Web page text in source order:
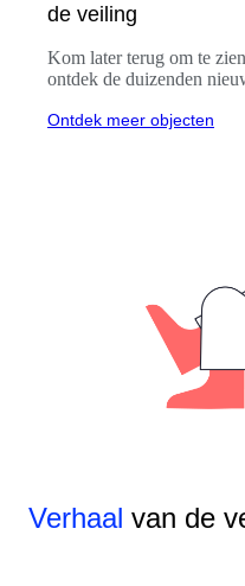
de veiling
Kom later terug om te
ontdek de duizenden
Ontdek meer objecten
Verhaal van de